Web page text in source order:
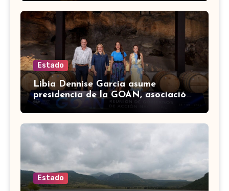
Estado
Libia Dennise García asume
presidencia de la GOAN, asociación
de gobernadores de Acción
Estado